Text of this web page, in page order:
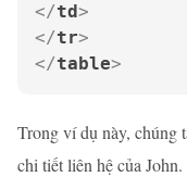
</td>
</tr>
</table>
Trong ví dụ này, chúng
chi tiết liên hệ của